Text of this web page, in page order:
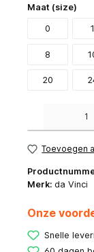
Maat (size)
0 1
8
20
Toevoegen
Merk: da Vinci
Onze
Snelle